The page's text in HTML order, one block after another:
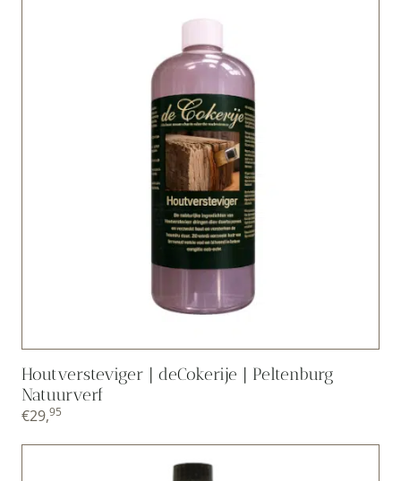
Houtversteviger | deCokerije | Peltenburg
Natuurverf
€29,95